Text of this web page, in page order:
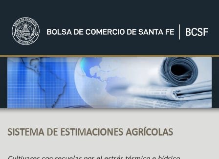
SISTEMA DE ESTIMACIONES AGRÍCOLAS